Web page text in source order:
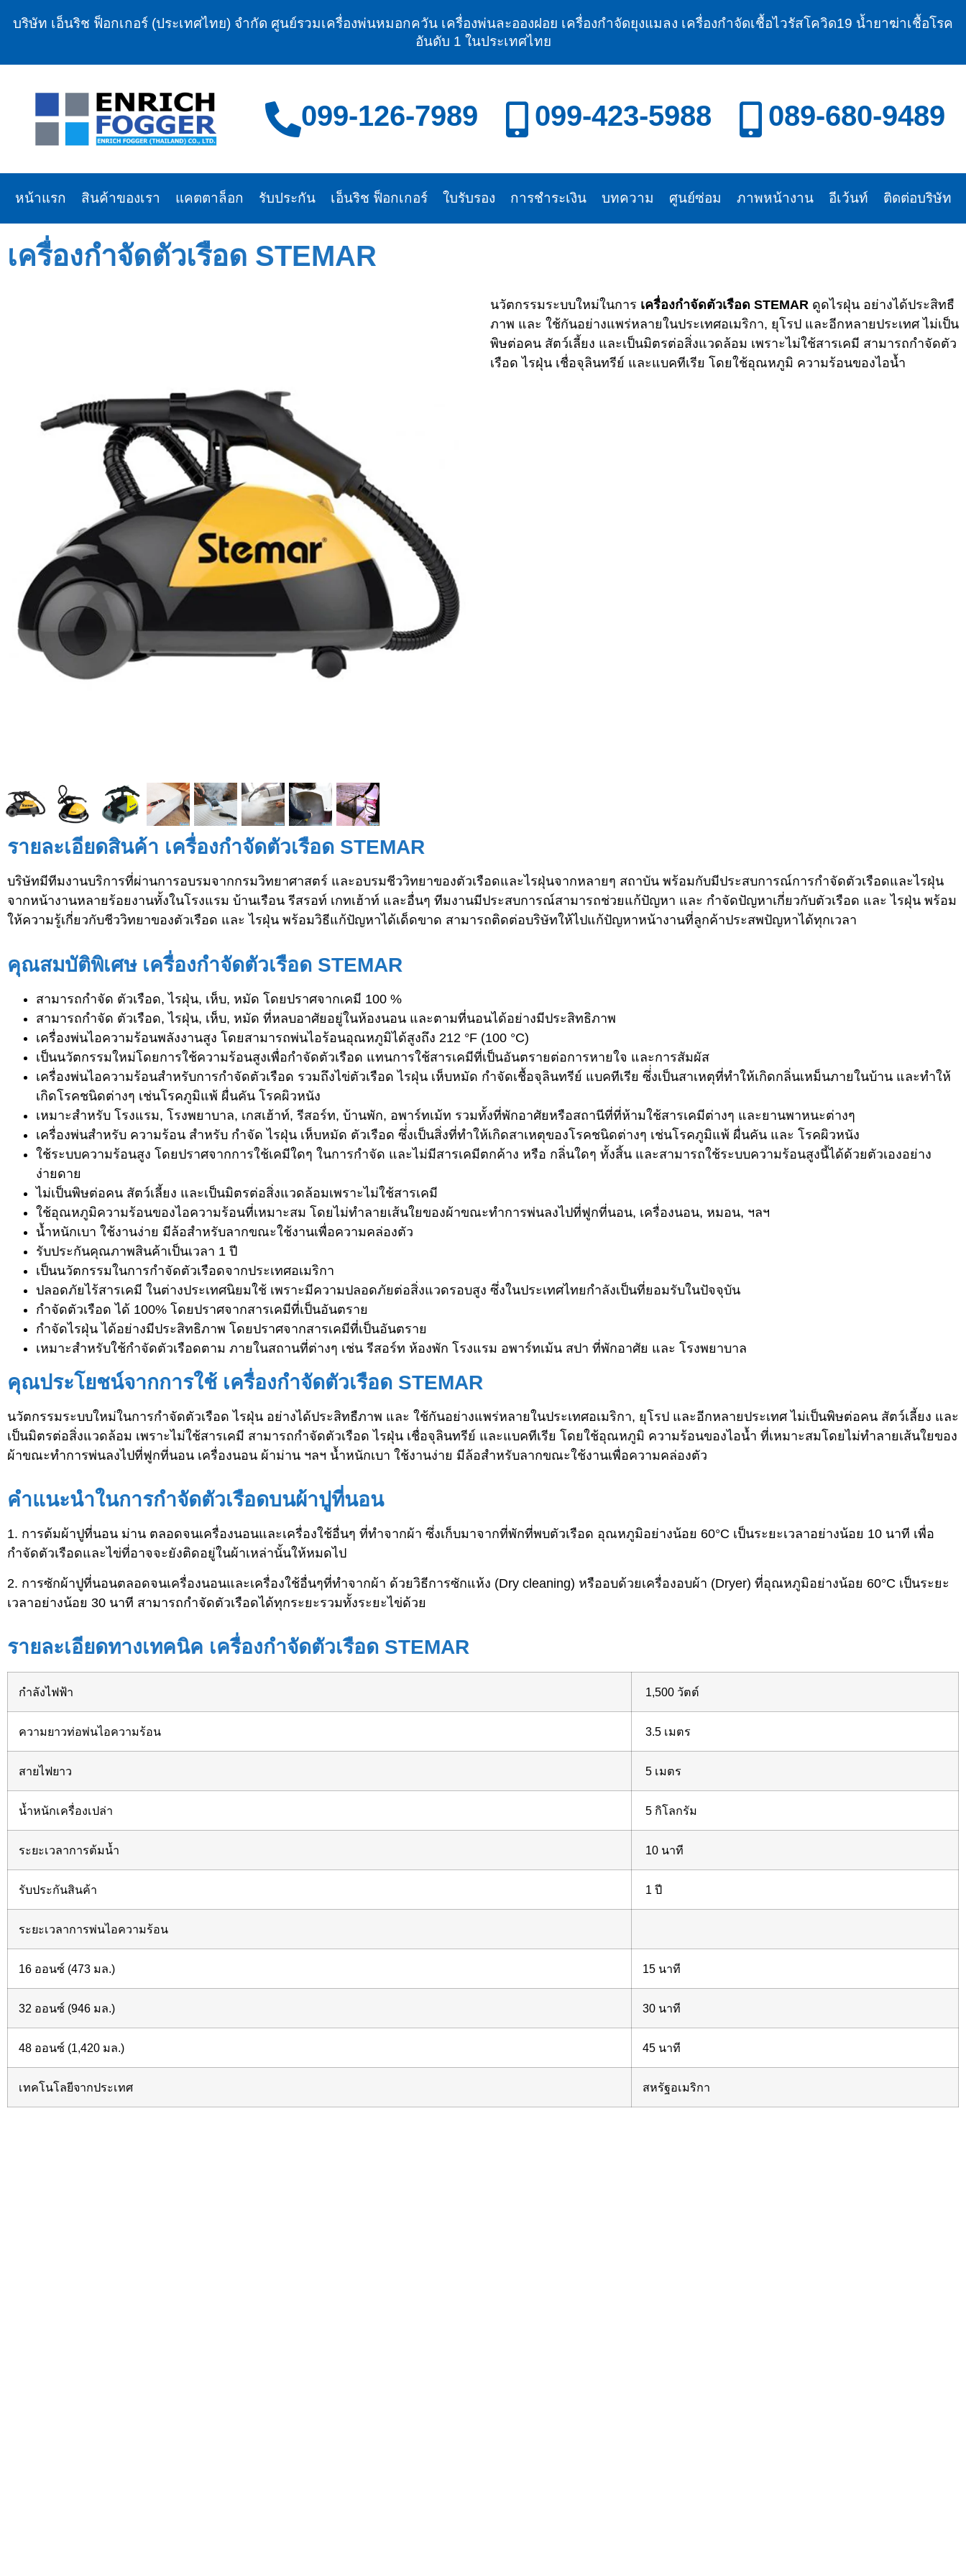
บริษัท เอ็นริช ฟ็อกเกอร์ (ประเทศไทย) จำกัด ศูนย์รวมเครื่องพ่นหมอกควัน เครื่องพ่นละอองฝอย เครื่องกำจัดยุงแมลง เครื่องกำจัดเชื้อไวรัสโควิด19 น้ำยาฆ่าเชื้อโรค
อันดับ 1 ในประเทศไทย
099-126-7989 099-423-5988 089-680-9489
หน้าแรก สินค้าของเรา แคตตาล็อก รับประกัน เอ็นริช ฟ็อกเกอร์ ใบรับรอง การชำระเงิน บทความ ศูนย์ซ่อม ภาพหน้างาน อีเว้นท์ ติดต่อบริษัท
เครื่องกำจัดตัวเรือด STEMAR
นวัตกรรมระบบใหม่ในการ เครื่องกำจัดตัวเรือด STEMAR ดูดไรฝุ่น อย่างได้ประสิทธื
ภาพ และ ใช้กันอย่างแพร่หลายในประเทศอเมริกา, ยุโรป และอีกหลายประเทศ ไม่เป็น
พิษต่อคน สัตว์เลี้ยง และเป็นมิตรต่อสิ่งแวดล้อม เพราะไม่ใช้สารเคมี สามารถกำจัดตัว
เรือด ไรฝุ่น เชื่อจุลินทรีย์ และแบคทีเรีย โดยใช้อุณหภูมิ ความร้อนของไอน้ำ
รายละเอียดสินค้า เครื่องกำจัดตัวเรือด STEMAR
บริษัทมีทีมงานบริการที่ผ่านการอบรมจากกรมวิทยาศาสตร์ และอบรมชีววิทยาของตัวเรือดและไรฝุ่นจากหลายๆ สถาบัน พร้อมกับมีประสบการณ์การกำจัดตัวเรือดและไรฝุ่น
จากหน้างานหลายร้อยงานทั้งในโรงแรม บ้านเรือน รีสรอท์ เกทเฮ้าท์ และอื่นๆ ทีมงานมีประสบการณ์สามารถช่วยแก้ปัญหา และ กำจัดปัญหาเกี่ยวกับตัวเรือด และ ไรฝุ่น พร้อม
ให้ความรู้เกี่ยวกับชีววิทยาของตัวเรือด และ ไรฝุ่น พร้อมวิธีแก้ปัญหาได้เด็ดขาด สามารถติดต่อบริษัทให้ไปแก้ปัญหาหน้างานที่ลูกค้าประสพปัญหาได้ทุกเวลา
คุณสมบัติพิเศษ เครื่องกำจัดตัวเรือด STEMAR
สามารถกำจัด ตัวเรือด, ไรฝุ่น, เห็บ, หมัด โดยปราศจากเคมี 100 %
สามารถกำจัด ตัวเรือด, ไรฝุ่น, เห็บ, หมัด ที่หลบอาศัยอยู่ในห้องนอน และตามที่นอนได้อย่างมีประสิทธิภาพ
เครื่องพ่นไอความร้อนพลังงานสูง โดยสามารถพ่นไอร้อนอุณหภูมิได้สูงถึง 212 °F (100 °C)
เป็นนวัตกรรมใหม่โดยการใช้ความร้อนสูงเพื่อกำจัดตัวเรือด แทนการใช้สารเคมีที่เป็นอันตรายต่อการหายใจ และการสัมผัส
เครื่องพ่นไอความร้อนสำหรับการกำจัดตัวเรือด รวมถึงไข่ตัวเรือด ไรฝุ่น เห็บหมัด กำจัดเชื้อจุลินทรีย์ แบคทีเรีย ซึ่่งเป็นสาเหตุที่ทำให้เกิดกลิ่นเหม็นภายในบ้าน และทำให้
เกิดโรคชนิดต่างๆ เช่นโรคภูมิแพ้ ผื่นคัน โรคผิวหนัง
เหมาะสำหรับ โรงแรม, โรงพยาบาล, เกสเฮ้าท์, รีสอร์ท, บ้านพัก, อพาร์ทเม้ท รวมทั้งที่พักอาศัยหรือสถานีที่ที่ห้ามใช้สารเคมีต่างๆ และยานพาหนะต่างๆ
เครื่องพ่นสำหรับ ความร้อน สำหรับ กำจัด ไรฝุ่น เห็บหมัด ตัวเรือด ซึ่่งเป็นสิ่งที่ทำให้เกิดสาเหตุของโรคชนิดต่างๆ เช่นโรคภูมิแพ้ ผื่นคัน และ โรคผิวหนัง
ใช้ระบบความร้อนสูง โดยปราศจากการใช้เคมีใดๆ ในการกำจัด และไม่มีสารเคมีตกค้าง หรือ กลิ่นใดๆ ทั้งสิ้น และสามารถใช้ระบบความร้อนสูงนี้ได้ด้วยตัวเองอย่าง
ง่ายดาย
ไม่เป็นพิษต่อคน สัตว์เลี้ยง และเป็นมิตรต่อสิ่งแวดล้อมเพราะไม่ใช้สารเคมี
ใช้อุณหภูมิความร้อนของไอความร้อนที่เหมาะสม โดยไม่ทำลายเส้นใยของผ้าขณะทำการพ่นลงไปที่ฟูกที่นอน, เครื่องนอน, หมอน, ฯลฯ
นํ้าหนักเบา ใช้งานง่าย มีล้อสำหรับลากขณะใช้งานเพื่อความคล่องตัว
รับประกันคุณภาพสินค้าเป็นเวลา 1 ปี
เป็นนวัตกรรมในการกำจัดตัวเรือดจากประเทศอเมริกา
ปลอดภัยไร้สารเคมี ในต่างประเทศนิยมใช้ เพราะมีความปลอดภัยต่อสิ่งแวดรอบสูง ซึ่งในประเทศไทยกำลังเป็นที่ยอมรับในปัจจุบัน
กำจัดตัวเรือด ได้ 100% โดยปราศจากสารเคมีที่เป็นอันตราย
กำจัดไรฝุ่น ได้อย่างมีประสิทธิภาพ โดยปราศจากสารเคมีที่เป็นอันตราย
เหมาะสำหรับใช้กำจัดตัวเรือดตาม ภายในสถานที่ต่างๆ เช่น รีสอร์ท ห้องพัก โรงแรม อพาร์ทเม้น สปา ที่พักอาศัย และ โรงพยาบาล
คุณประโยชน์จากการใช้ เครื่องกำจัดตัวเรือด STEMAR
นวัตกรรมระบบใหม่ในการกำจัดตัวเรือด ไรฝุ่น อย่างได้ประสิทธืภาพ และ ใช้กันอย่างแพร่หลายในประเทศอเมริกา, ยุโรป และอีกหลายประเทศ ไม่เป็นพิษต่อคน สัตว์เลี้ยง และ
เป็นมิตรต่อสิ่งแวดล้อม เพราะไม่ใช้สารเคมี สามารถกำจัดตัวเรือด ไรฝุ่น เชื่อจุลินทรีย์ และแบคทีเรีย โดยใช้อุณหภูมิ ความร้อนของไอน้ำ ที่เหมาะสมโดยไม่ทำลายเส้นใยของ
ผ้าขณะทำการพ่นลงไปที่ฟูกที่นอน เครื่องนอน ผ้าม่าน ฯลฯ น้ำหนักเบา ใช้งานง่าย มีล้อสำหรับลากขณะใช้งานเพื่อความคล่องตัว
คำแนะนำในการกำจัดตัวเรือดบนผ้าปูที่นอน
1. การต้มผ้าปูที่นอน ม่าน ตลอดจนเครื่องนอนและเครื่องใช้อื่นๆ ที่ทำจากผ้า ซึ่งเก็บมาจากที่พักที่พบตัวเรือด อุณหภูมิอย่างน้อย 60°C เป็นระยะเวลาอย่างน้อย 10 นาที เพื่อ
กำจัดตัวเรือดและไข่ที่อาจจะยังติดอยู่ในผ้าเหล่านั้นให้หมดไป
2. การซักผ้าปูที่นอนตลอดจนเครื่องนอนและเครื่องใช้อื่นๆที่ทำจากผ้า ด้วยวิธีการซักแห้ง (Dry cleaning) หรืออบด้วยเครื่องอบผ้า (Dryer) ที่อุณหภูมิอย่างน้อย 60°C เป็นระยะ
เวลาอย่างน้อย 30 นาที สามารถกำจัดตัวเรือดได้ทุกระยะรวมทั้งระยะไข่ด้วย
รายละเอียดทางเทคนิค เครื่องกำจัดตัวเรือด STEMAR
กำลังไฟฟ้า 1,500 วัตต์
ความยาวท่อพ่นไอความร้อน 3.5 เมตร
สายไฟยาว 5 เมตร
น้ำหนักเครื่องเปล่า 5 กิโลกรัม
ระยะเวลาการต้มน้ำ 10 นาที
รับประกันสินค้า 1 ปี
ระยะเวลาการพ่นไอความร้อน
16 ออนซ์ (473 มล.) 15 นาที
32 ออนซ์ (946 มล.) 30 นาที
48 ออนซ์ (1,420 มล.) 45 นาที
เทคโนโลยีจากประเทศ สหรัฐอเมริกา